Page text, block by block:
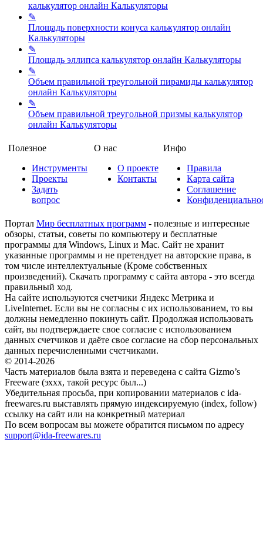
калькулятор онлайн Калькуляторы
✎
Площадь поверхности конуса калькулятор онлайн
Калькуляторы
✎
Площадь эллипса калькулятор онлайн Калькуляторы
✎
Объем правильной треугольной пирамиды калькулятор
онлайн Калькуляторы
✎
Объем правильной треугольной призмы калькулятор
онлайн Калькуляторы
Полезное
Инструменты
Проекты
Задать
вопрос
О нас
О проекте
Контакты
Инфо
Правила
Карта сайта
Соглашение
Портал Мир бесплатных программ - полезные и интересные
обзоры, статьи, советы по компьютеру и бесплатные
программы для Windows, Linux и Mac. Сайт не хранит
указанные программы и не претендует на авторские права, в
том числе интеллектуальные (Кроме собственных
произведений). Скачать программу с сайта автора - это всегда
правильный ход.
На сайте используются счетчики Яндекс Метрика и
LiveInternet. Если вы не согласны с их использованием, то вы
должны немедленно покинуть сайт. Продолжая использовать
сайт, вы подтверждаете свое согласие с использованием
данных счетчиков и даёте свое согласие на сбор персональных
данных перечисленными счетчиками.
© 2014-2026
Часть материалов была взята и переведена с сайта Gizmo’s
Freeware (эххх, такой ресурс был...)
Убедительная просьба, при копировании материалов с ida-
freewares.ru выставлять прямую индексируемую (index, follow)
ссылку на сайт или на конкретный материал
По всем вопросам вы можете обратится письмом по адресу
support@ida-freewares.ru